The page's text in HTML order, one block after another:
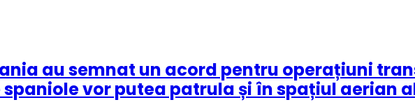
au semnat un acord pentru operațiuni
spaniole vor putea patrula și în spațiul aerian